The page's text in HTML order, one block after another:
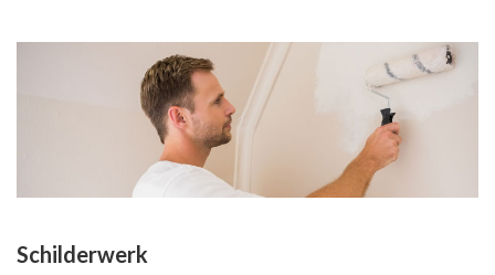
Schilderwerk